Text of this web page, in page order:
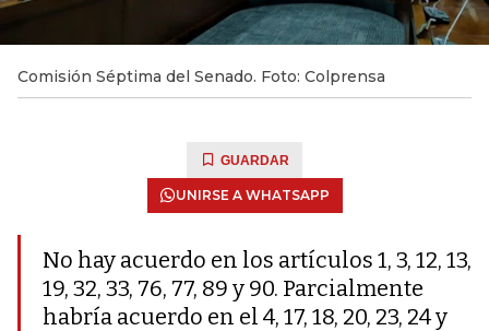
Comisión Séptima del Senado. Foto: Colprensa
GUARDAR
UNIRSE A WHATSAPP
No hay acuerdo en los artículos 1, 3, 12, 13,
19, 32, 33, 76, 77, 89 y 90. Parcialmente
habría acuerdo en el 4, 17, 18, 20, 23, 24 y